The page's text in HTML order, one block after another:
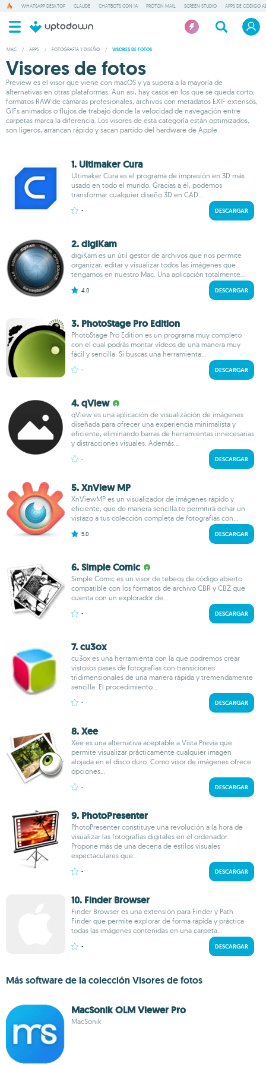
WHATSAPP DESKTOP CLAUDE CHATBOTS CON IA PROTON MAIL SCREEN STUDIO APPS DE CÓDIGO
MAC / APPS / FOTOGRAFÍA Y DISEÑO / VISORES DE FOTOS
Visores de fotos
Preview es el visor que viene con macOS y ya supera a la mayoría de
alternativas en otras plataformas. Aun así, hay casos en los que se queda corto:
formatos RAW de cámaras profesionales, archivos con metadatos EXIF extensos,
GIFs animados o flujos de trabajo donde la velocidad de navegación entre
carpetas marca la diferencia. Los visores de esta categoría están optimizados,
son ligeros, arrancan rápido y sacan partido del hardware de Apple.
1. Ultimaker Cura
Ultimaker Cura es el programa de impresión en 3D más
usado en todo el mundo. Gracias a él, podemos
transformar cualquier diseño 3D en CAD...
- DESCARGAR
2. digiKam
digiKam es un útil gestor de archivos que nos permite
organizar, editar y visualizar todos las imágenes que
tengamos en nuestro Mac. Una aplicación totalmente...
4.0 DESCARGAR
3. PhotoStage Pro Edition
PhotoStage Pro Edition es un programa muy completo
con el cual podrás montar vídeos de una manera muy
fácil y sencilla. Si buscas una herramienta...
- DESCARGAR
4. qView
qView es una aplicación de visualización de imágenes
diseñada para ofrecer una experiencia minimalista y
eficiente, eliminando barras de herramientas innecesarias
y distracciones visuales. Además...
- DESCARGAR
5. XnView MP
XnViewMP es un visualizador de imágenes rápido y
eficiente, que de manera sencilla te permitirá echar un
vistazo a tus colección completa de fotografías con...
5.0 DESCARGAR
6. Simple Comic
Simple Comic es un visor de tebeos de código abierto
compatible con los formatos de archivo CBR y CBZ que
cuenta con un explorador de...
- DESCARGAR
7. cu3ox
cu3ox es una herramienta con la que podremos crear
vistosos pases de fotografías con transiciones
tridimensionales de una manera rápida y tremendamente
sencilla. El procedimiento...
- DESCARGAR
8. Xee
Xee es una alternativa aceptable a Vista Previa que
permite visualizar prácticamente cualquier imagen
alojada en el disco duro. Como visor de imágenes ofrece
opciones...
- DESCARGAR
9. PhotoPresenter
PhotoPresenter constituye una revolución a la hora de
visualizar las fotografías digitales en el ordenador.
Propone más de una decena de estilos visuales
espectaculares que...
- DESCARGAR
10. Finder Browser
Finder Browser es una extensión para Finder y Path
Finder que permite explorar de forma rápida y práctica
todas las imágenes contenidas en una carpeta...
- DESCARGAR
Más software de la colección Visores de fotos
MacSonik OLM Viewer Pro
MacSonik